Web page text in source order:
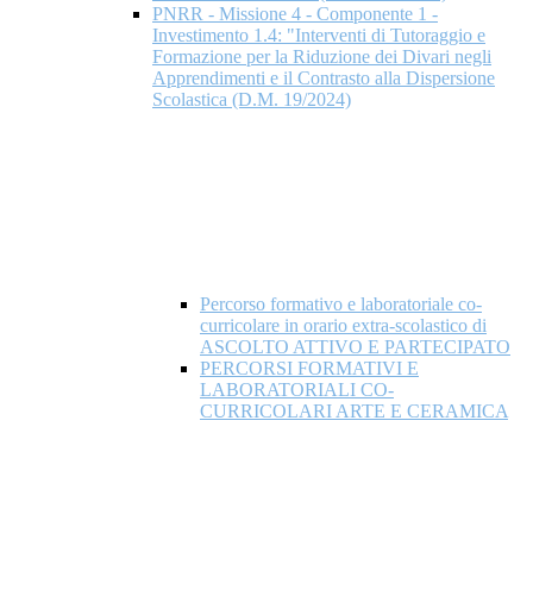
PNRR - Missione 4 - Componente 1 -
Investimento 1.4: "Interventi di Tutoraggio e
Formazione per la Riduzione dei Divari negli
Apprendimenti e il Contrasto alla Dispersione
Scolastica (D.M. 19/2024)
Percorso formativo e laboratoriale co-
curricolare in orario extra-scolastico di
ASCOLTO ATTIVO E PARTECIPATO
PERCORSI FORMATIVI E
LABORATORIALI CO-
CURRICOLARI ARTE E CERAMICA